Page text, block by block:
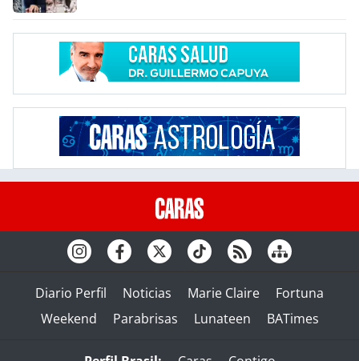
Diario Perfil Noticias Marie Claire
Fortuna
Weekend
Parabrisas Lunateen BATimes